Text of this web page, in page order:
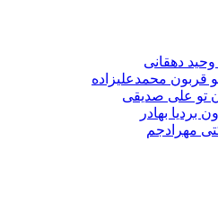
دهقانی
قربون محمدعلیزاده
تو علی صدیقی
بردیا بهادر
مهرادجم